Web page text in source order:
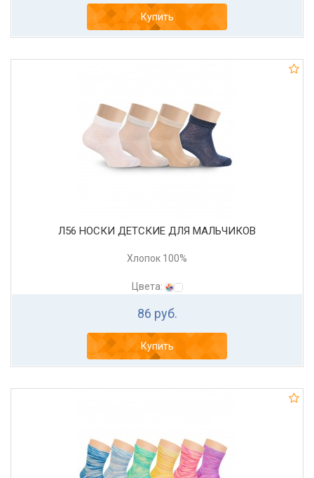
Купить
Л56 НОСКИ ДЕТСКИЕ ДЛЯ МАЛЬЧИКОВ
Хлопок 100%
Цвета:
86 руб.
Купить